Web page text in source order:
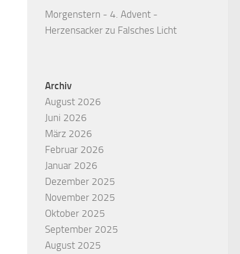
Morgenstern - 4. Advent -
Herzensacker zu Falsches Licht
Archiv
August 2026
Juni 2026
März 2026
Februar 2026
Januar 2026
Dezember 2025
November 2025
Oktober 2025
September 2025
August 2025